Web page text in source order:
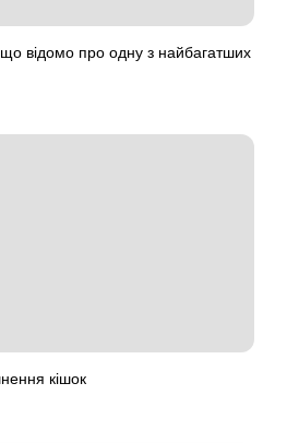
відомо про одну з найбагатших
кішок